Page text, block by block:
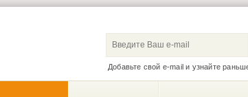
Добавьте свой e-mail и узнайте